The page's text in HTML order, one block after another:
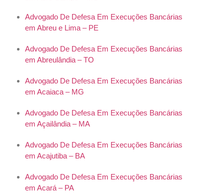
Advogado De Defesa Em Execuções Bancárias
em Abreu e Lima – PE
Advogado De Defesa Em Execuções Bancárias
em Abreulândia – TO
Advogado De Defesa Em Execuções Bancárias
em Acaiaca – MG
Advogado De Defesa Em Execuções Bancárias
em Açailândia – MA
Advogado De Defesa Em Execuções Bancárias
em Acajutiba – BA
Advogado De Defesa Em Execuções Bancárias
em Acará – PA